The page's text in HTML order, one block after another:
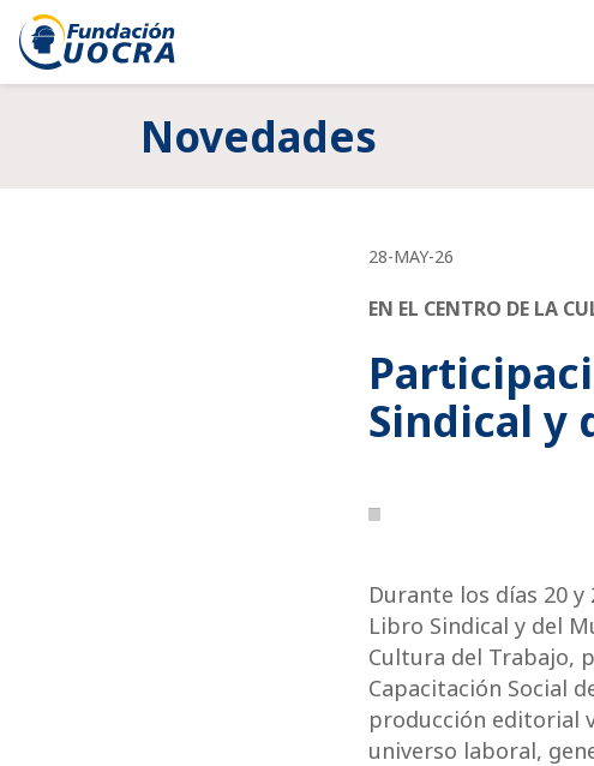
Novedades
28-MAY-26
EN EL CENTRO DE LA
Sindical y
Durante los días 20 y
Libro Sindical y del
Cultura del Trabajo,
Capacitación Social
producción editorial
universo laboral,